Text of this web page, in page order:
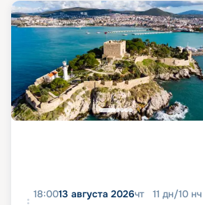
18:0013 августа 2026чт 11 дн/10 нч